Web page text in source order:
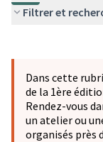
Filtrer et
−
Dans cette
de la 1ère
Rendez-vous
un atelier ou
organisés près